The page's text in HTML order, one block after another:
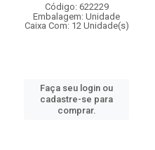
Código: 622229
Embalagem: Unidade
Caixa Com: 12 Unidade(s)
Faça seu login ou
cadastre-se para
comprar.